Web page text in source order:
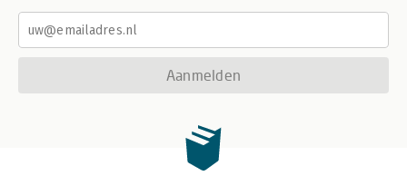
Aanmelden